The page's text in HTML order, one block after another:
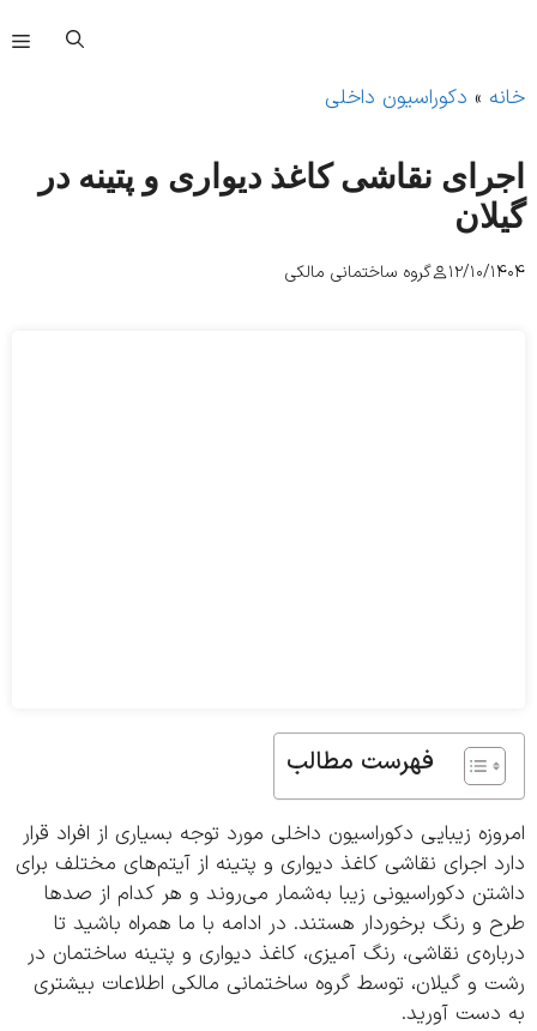
»دکوراسیون داخلی
نقاشی کاغذ دیواری و پتینه در
12/10/ گروه ساختمانی مالکی
فهرست مطالب
زیبایی دکوراسیون داخلی مورد توجه بسیاری از افراد قرار
اجرای نقاشی کاغذ دیواری و پتینه از آیتم‌های مختلف برای
دکوراسیونی زیبا به‌شمار می‌روند و هر کدام از صدها
و رنگ برخوردار هستند. در ادامه با ما همراه باشید تا
نقاشی، رنگ آمیزی، کاغذ دیواری و پتینه ساختمان در
و گیلان، توسط گروه ساختمانی مالکی اطلاعات بیشتری
آورید.